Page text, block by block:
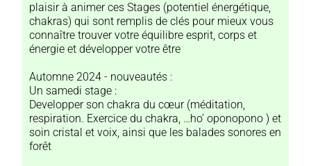
plaisir à animer ces Stages (potentiel énergétique,
chakras) qui sont remplis de clés pour mieux vous
connaître trouver votre équilibre esprit, corps et
énergie et développer votre être
Automne 2024 - nouveautés :
Un samedi stage :
Developper son chakra du cœur (méditation,
respiration. Exercice du chakra, …ho’ oponopono ) et
soin cristal et voix, ainsi que les balades sonores en
forêt